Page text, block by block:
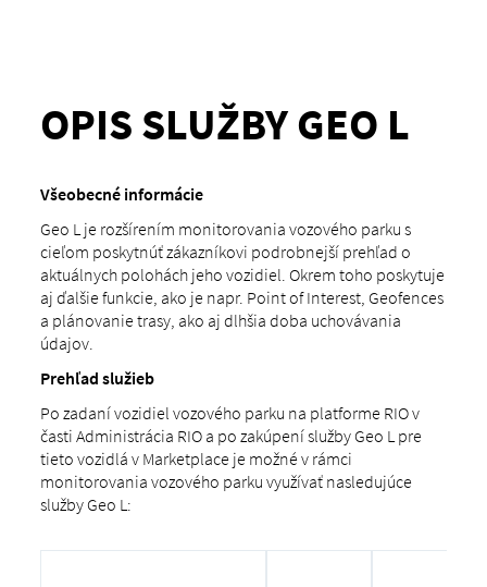
OPIS SLUŽBY GEO L
Všeobecné informácie
Geo L je rozšírením monitorovania vozového parku s
cieľom poskytnúť zákazníkovi podrobnejší prehľad o
aktuálnych polohách jeho vozidiel. Okrem toho poskytuje
aj ďalšie funkcie, ako je napr. Point of Interest, Geofences
a plánovanie trasy, ako aj dlhšia doba uchovávania
údajov.
Prehľad služieb
Po zadaní vozidiel vozového parku na platforme RIO v
časti Administrácia RIO a po zakúpení služby Geo L pre
tieto vozidlá v Marketplace je možné v rámci
monitorovania vozového parku využívať nasledujúce
služby Geo L: